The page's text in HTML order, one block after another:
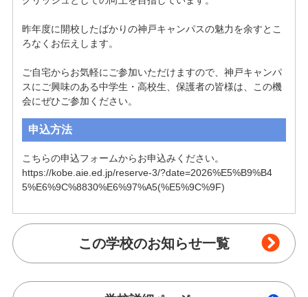
昨年度に開校したばかりの神戸キャンパスの魅力を余すとこ
ろなくお伝えします。
ご自宅からお気軽にご参加いただけますので、神戸キャンパ
スにご興味のある中学生・高校生、保護者の皆様は、この機
会にぜひご参加ください。
申込方法
こちらの申込フォームからお申込みください。
https://kobe.aie.ed.jp/reserve-3/?date=2026%E5%B9%B4
5%E6%9C%8830%E6%97%A5(%E5%9C%9F)
この学校のお知らせ一覧